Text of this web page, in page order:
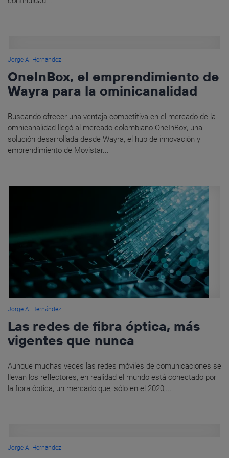
Jorge A. Hernández
OneInBox, el emprendimiento de
Wayra para la ominicanalidad
Buscando ofrecer una ventaja competitiva en el mercado de la
omnicanalidad llegó al mercado colombiano OneInBox, una
solución desarrollada desde Wayra, el hub de innovación y
emprendimiento de Movistar...
Jorge A. Hernández
Las redes de fibra óptica, más
vigentes que nunca
Aunque muchas veces las redes móviles de comunicaciones se
llevan los reflectores, en realidad el mundo está conectado por
la fibra óptica, un mercado que, sólo en el 2020,...
Jorge A. Hernández